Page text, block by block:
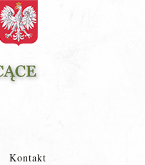
Kontakt